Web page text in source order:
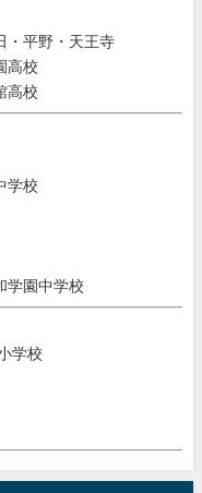
・平野・天王寺
高校
高校
学校
学園中学校
学校